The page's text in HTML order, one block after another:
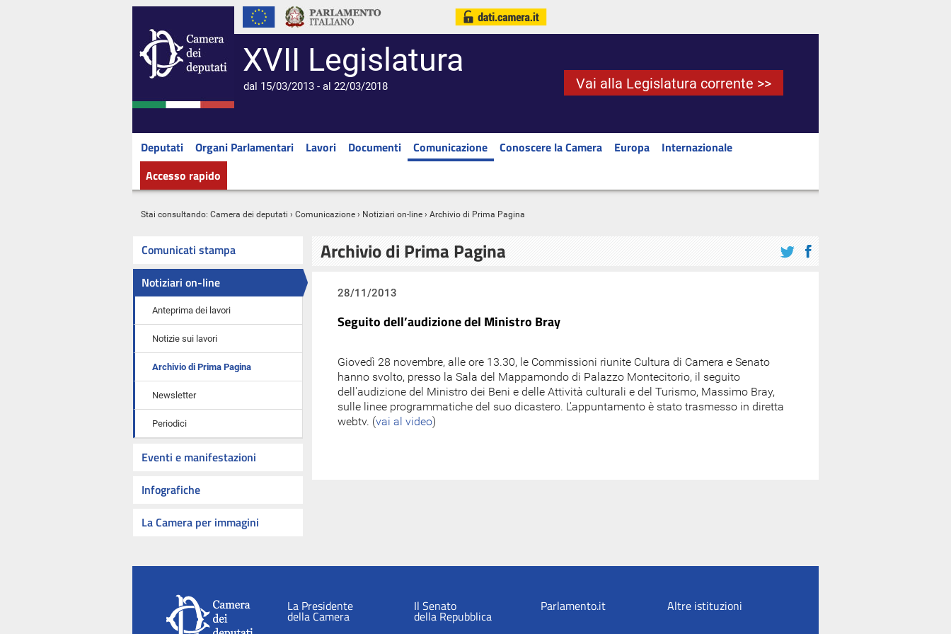
XVII Legislatura
dal 15/03/2013 - al 22/03/2018 Vai alla Legislatura corrente >>
Deputati Organi Parlamentari Lavori Documenti Comunicazione Conoscere la Camera Europa
Internazionale
Accesso rapido
Stai consultando: Camera dei deputati › Comunicazione › Notiziari on-line › Archivio di Prima Pagina
Comunicati stampa
Notiziari on-line
Anteprima dei lavori
Notizie sui lavori
Archivio di Prima Pagina
Newsletter
Periodici
Eventi e manifestazioni
Infografiche
La Camera per immagini
Archivio di Prima Pagina
28/11/2013
Seguito dell’audizione del Ministro Bray
Giovedì 28 novembre, alle ore 13.30, le Commissioni riunite Cultura di Camera e Senato
hanno svolto, presso la Sala del Mappamondo di Palazzo Montecitorio, il seguito
dell'audizione del Ministro dei Beni e delle Attività culturali e del Turismo, Massimo Bray,
sulle linee programmatiche del suo dicastero. L'appuntamento è stato trasmesso in diretta
webtv. (vai al video)
La Presidente
della Camera
Il Senato
della Repubblica
Parlamento.it Altre istituzioni